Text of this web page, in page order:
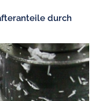
durch